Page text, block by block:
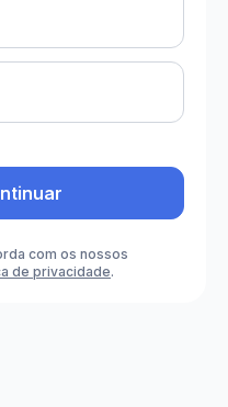
com os nossos
de privacidade.